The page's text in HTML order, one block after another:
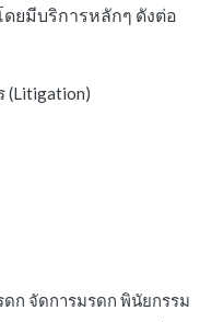
ดยมีบริการหลักๆ ดังต่อ
(Litigation)
ดก จัดการมรดก พินัยกรรม